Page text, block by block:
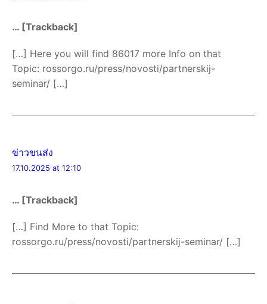
… [Trackback]
[…] Here you will find 86017 more Info on that
Topic: rossorgo.ru/press/novosti/partnerskij-
seminar/ […]
ข่าวขนส่ง
17.10.2025 at 12:10
… [Trackback]
[…] Find More to that Topic:
rossorgo.ru/press/novosti/partnerskij-seminar/ […]